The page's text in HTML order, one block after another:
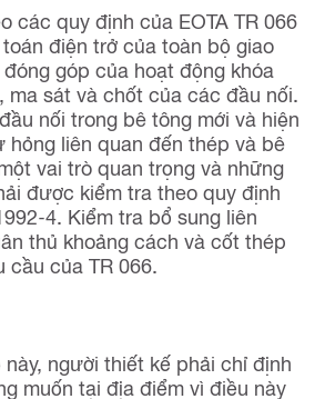
các quy định của EOTA TR 066
điện trở của toàn bộ giao
góp của hoạt động khóa
ma sát và chốt của các đầu nối.
nối trong bê tông mới và hiện
hỏng liên quan đến thép và bê
vai trò quan trọng và những
được kiểm tra theo quy định
4. Kiểm tra bổ sung liên
thủ khoảng cách và cốt thép
của TR 066.​
này, người thiết kế phải chỉ định
muốn tại địa điểm vì điều này